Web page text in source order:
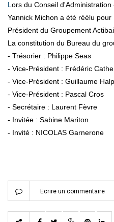
Lors du Conseil d'Administration qui a eu lieu le 9 octobre,
Yannick Michon a été réélu
Président du Groupement
La constitution du Bureau du
- Trésorier : Philippe Seas
- Vice-Président : Frédéric
- Vice-Président : Guillaume
- Vice-Président : Pascal Cros
- Secrétaire : Laurent Fèvre
- Invitée : Sabine Mariton
- Invité : NICOLAS Garnerone
Ecrire un commentaire